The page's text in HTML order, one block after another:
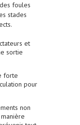
foules
stades
et
sortie
forte
pour
non